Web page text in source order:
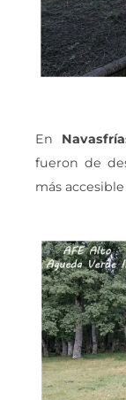
En
fueron de
más